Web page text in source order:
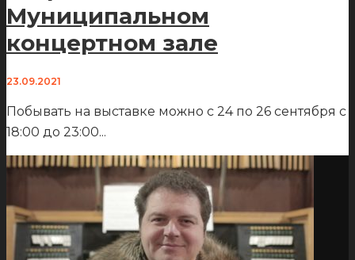
Муниципальном
концертном зале
23.09.2021
Побывать на выставке можно с 24 по 26 сентября с
18:00 до 23:00...